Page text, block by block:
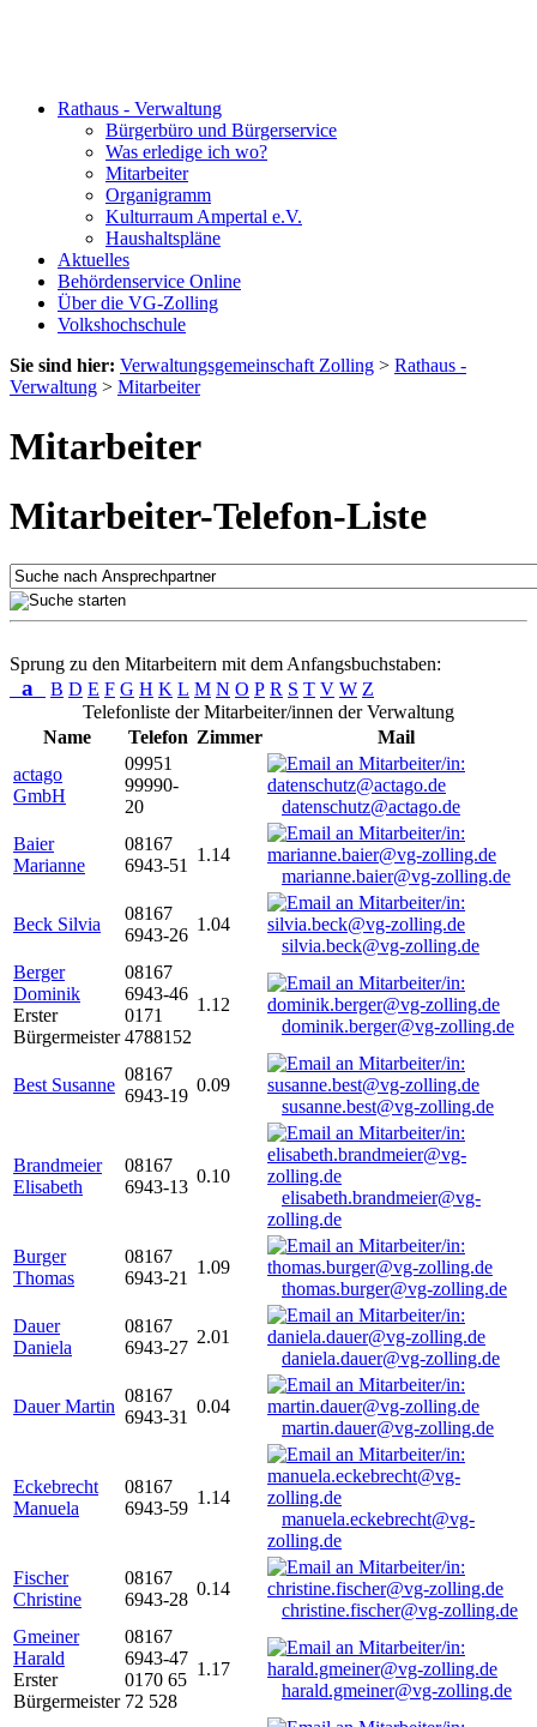
Rathaus - Verwaltung
Bürgerbüro und Bürgerservice
Was erledige ich wo?
Mitarbeiter
Organigramm
Kulturraum Ampertal e.V.
Haushaltspläne
Aktuelles
Behördenservice Online
Über die VG-Zolling
Volkshochschule
Sie sind hier: Verwaltungsgemeinschaft Zolling > Rathaus -
Verwaltung > Mitarbeiter
Mitarbeiter
Mitarbeiter-Telefon-Liste
Sprung zu den Mitarbeitern mit dem Anfangsbuchstaben:
a B D E F G H K L M N O P R S T V W Z
Telefonliste der Mitarbeiter/innen der Verwaltung
Name
Telefon Zimmer
Mail
actago
GmbH
09951
99990-
20
datenschutz@actago.de
Baier
Marianne
08167
6943-51
1.14
marianne.baier@vg-zolling.de
Beck Silvia
08167
6943-26
1.04
silvia.beck@vg-zolling.de
Berger
Dominik
Erster
Bürgermeister
08167
6943-46
0171
4788152
1.12
dominik.berger@vg-zolling.de
Best Susanne
08167
6943-19
0.09
susanne.best@vg-zolling.de
Brandmeier
Elisabeth
08167
6943-13
0.10
elisabeth.brandmeier@vg-
zolling.de
Burger
Thomas
08167
6943-21
1.09
thomas.burger@vg-zolling.de
Dauer
Daniela
08167
6943-27
2.01
daniela.dauer@vg-zolling.de
Dauer Martin
08167
6943-31
0.04
martin.dauer@vg-zolling.de
Eckebrecht
Manuela
08167
6943-59
1.14
manuela.eckebrecht@vg-
zolling.de
Fischer
Christine
08167
6943-28
0.14
christine.fischer@vg-zolling.de
Gmeiner
Harald
Erster
Bürgermeister
08167
6943-47
0170 65
72 528
1.17
harald.gmeiner@vg-zolling.de